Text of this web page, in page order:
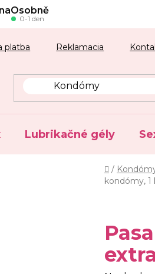
Osobně
0-1 den
platba Reklamacia
Lubrikačné gély
Domov
/
kondómy, 1